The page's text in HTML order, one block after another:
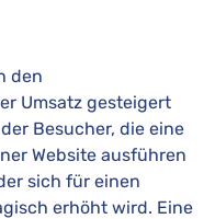
den
Umsatz gesteigert
Besucher, die eine
Website ausführen
sich für einen
erhöht wird. Eine